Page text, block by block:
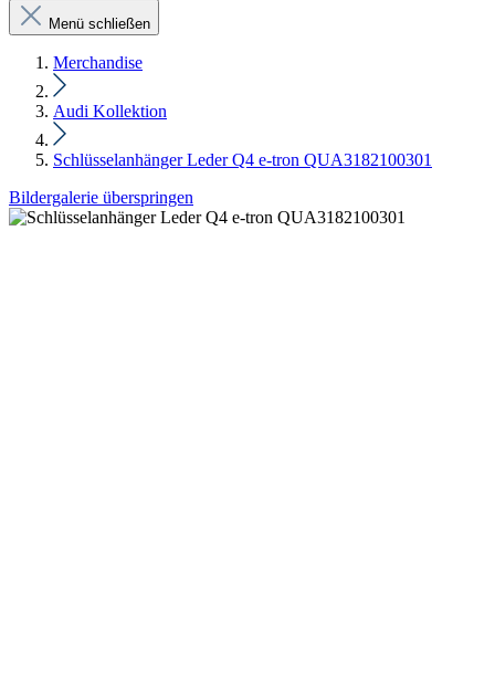
Menü schließen
Merchandise
Audi Kollektion
Schlüsselanhänger Leder Q4 e-tron QUA3182100301
Bildergalerie überspringen